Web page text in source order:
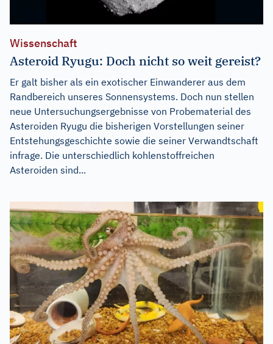
Wissenschaft
Asteroid Ryugu: Doch nicht so weit gereist?
Er galt bisher als ein exotischer Einwanderer aus dem
Randbereich unseres Sonnensystems. Doch nun stellen
neue Untersuchungsergebnisse von Probematerial des
Asteroiden Ryugu die bisherigen Vorstellungen seiner
Entstehungsgeschichte sowie die seiner Verwandtschaft
infrage. Die unterschiedlich kohlenstoffreichen
Asteroiden sind...